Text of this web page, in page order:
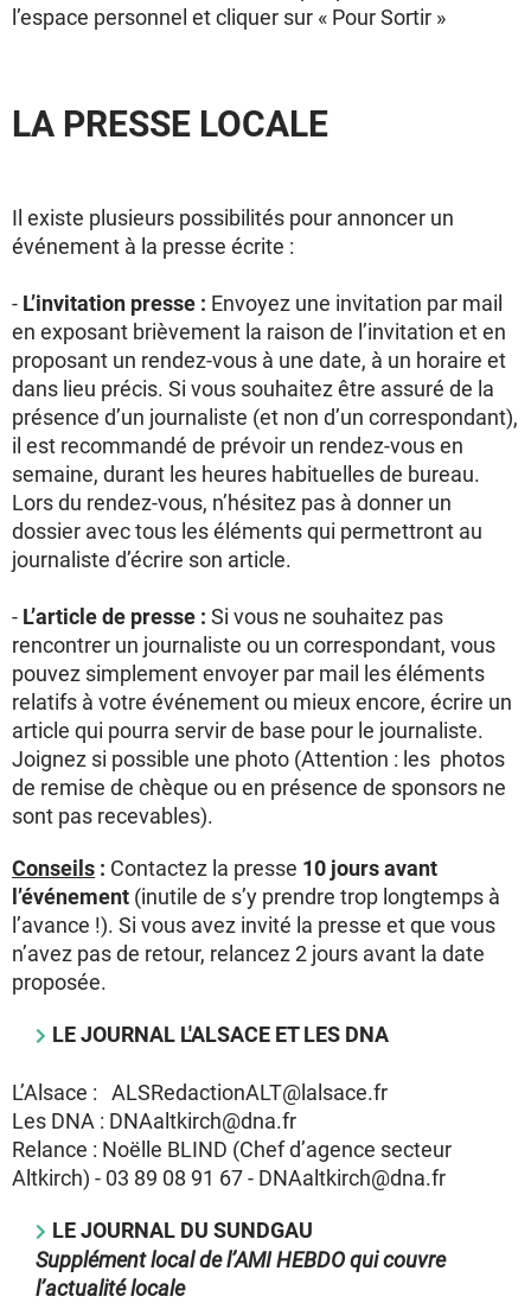
l’espace personnel et cliquer sur « Pour Sortir »
LA PRESSE LOCALE
Il existe plusieurs possibilités pour annoncer un
événement à la presse écrite :
- L’invitation presse : Envoyez une invitation par mail
en exposant brièvement la raison de l’invitation et en
proposant un rendez-vous à une date, à un horaire et
dans lieu précis. Si vous souhaitez être assuré de la
présence d’un journaliste (et non d’un correspondant),
il est recommandé de prévoir un rendez-vous en
semaine, durant les heures habituelles de bureau.
Lors du rendez-vous, n’hésitez pas à donner un
dossier avec tous les éléments qui permettront au
journaliste d’écrire son article.
- L’article de presse : Si vous ne souhaitez pas
rencontrer un journaliste ou un correspondant, vous
pouvez simplement envoyer par mail les éléments
relatifs à votre événement ou mieux encore, écrire un
article qui pourra servir de base pour le journaliste.
Joignez si possible une photo (Attention : les photos
de remise de chèque ou en présence de sponsors ne
sont pas recevables).
Conseils : Contactez la presse 10 jours avant
l’événement (inutile de s’y prendre trop longtemps à
l’avance !). Si vous avez invité la presse et que vous
n’avez pas de retour, relancez 2 jours avant la date
proposée.
LE JOURNAL L'ALSACE ET LES DNA
L’Alsace : ALSRedactionALT@lalsace.fr
Les DNA : DNAaltkirch@dna.fr
Relance : Noëlle BLIND (Chef d’agence secteur
Altkirch) - 03 89 08 91 67 - DNAaltkirch@dna.fr
LE JOURNAL DU SUNDGAU
Supplément local de l’AMI HEBDO qui couvre
l’actualité locale